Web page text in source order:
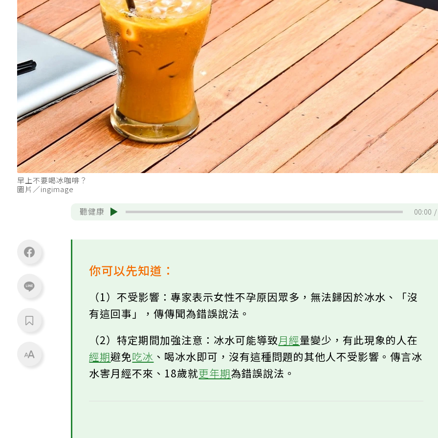
早上不要喝冰咖啡？
圖片／ingimage
聽健康 00:00
你可以先知道：
（1）不受影響：專家表示女性不孕原因眾多，無法歸因於冰水、「沒
有這回事」，傳傳聞為錯誤說法。
（2）特定期間加強注意：冰水可能導致月經量變少，有此現象的人在
經期避免吃冰、喝冰水即可，沒有這種問題的其他人不受影響。傳言冰
水害月經不來、18歲就更年期為錯誤說法。